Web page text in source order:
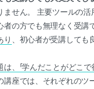
ません。 主要ツールの
者の方でも無理なく受講
り 、初心者が受講しても
、「学んだことがどこ
講座では、それぞれの